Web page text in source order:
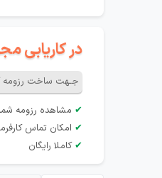
در کاریابی
جـهت ساخت رزومه
✔ مشاهده رزومه
✔ امکان تماس
✔ کاملا رایگان